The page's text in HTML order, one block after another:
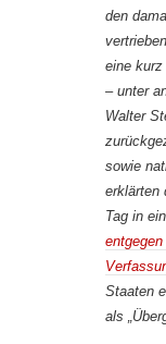
den
eine
– unter
Walter
sowie
erklärten
Tag in
Staaten
als